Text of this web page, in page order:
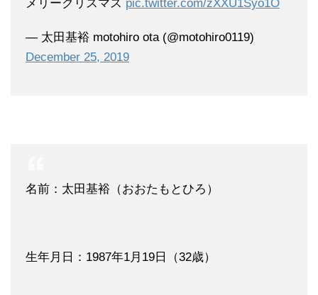
メリークリスマス pic.twitter.com/zXXU1Syo1O
— 太田基裕 motohiro ota (@motohiro0119)
December 25, 2019
名前：太田基裕（おおたもとひろ）
生年月日：1987年1月19日（32歳）